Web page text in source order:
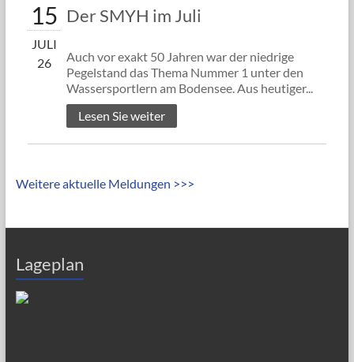
15
JULI
26
Der SMYH im Juli
Auch vor exakt 50 Jahren war der niedrige
Pegelstand das Thema Nummer 1 unter den
Wassersportlern am Bodensee. Aus heutiger...
Lesen Sie weiter
Weitere aktuelle Meldungen >>>
Lageplan